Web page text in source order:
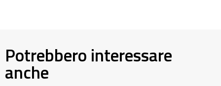
Potrebbero interessare
anche